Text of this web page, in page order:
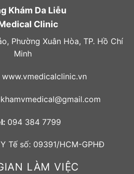
Khám Da Liễu
Clinic
Phường Xuân Hòa, TP. Hồ Chí
Minh
www.vmedicalclinic.vn
094 384 7799
Tế số: 09391/HCM-GPHĐ
LÀM VIỆC